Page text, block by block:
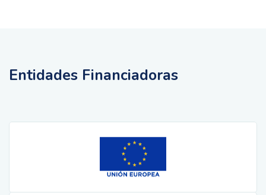
Entidades Financiadoras